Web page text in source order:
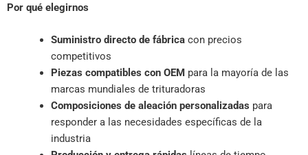
Por qué elegirnos
Suministro directo de fábricacon precios
competitivos
Piezas compatibles con OEM para la mayoría de las
marcas mundiales de trituradoras
Composiciones de aleación personalizadas para
responder a las necesidades específicas de la
industria